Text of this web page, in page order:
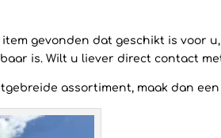
gevonden dat geschikt is voor
is. Wilt u liever direct contact met
assortiment, maak dan